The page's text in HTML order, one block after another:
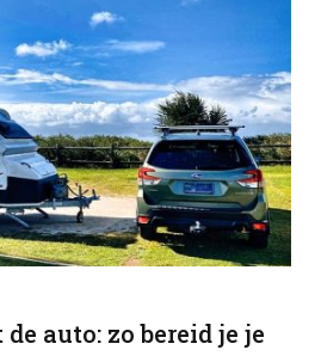
auto: zo bereid je je